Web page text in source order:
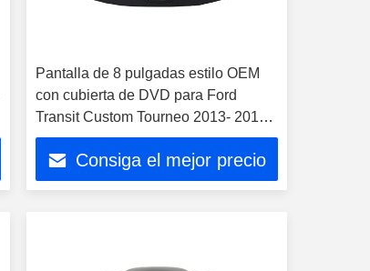
Pantalla de 8 pulgadas estilo OEM
con cubierta de DVD para Ford
Transit Custom Tourneo 2013- 2017
Car Multimedia Stereo
Consiga el mejor precio